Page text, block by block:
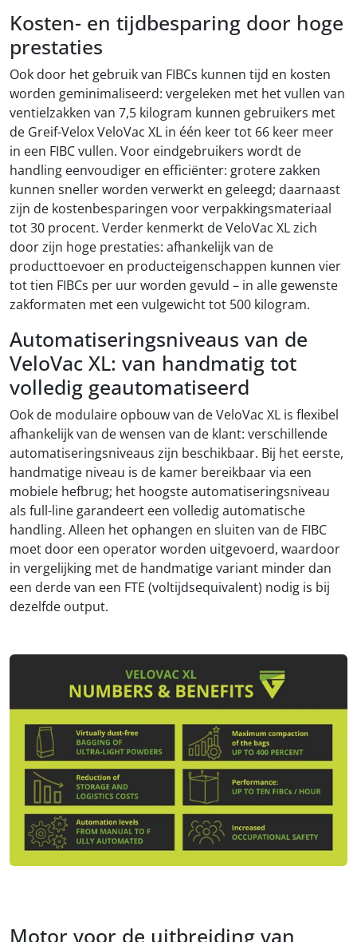
Kosten- en tijdbesparing door hoge
prestaties
Ook door het gebruik van FIBCs kunnen tijd en kosten
worden geminimaliseerd: vergeleken met het vullen van
ventielzakken van 7,5 kilogram kunnen gebruikers met
de Greif-Velox VeloVac XL in één keer tot 66 keer meer
in een FIBC vullen. Voor eindgebruikers wordt de
handling eenvoudiger en efficiënter: grotere zakken
kunnen sneller worden verwerkt en geleegd; daarnaast
zijn de kostenbesparingen voor verpakkingsmateriaal
tot 30 procent. Verder kenmerkt de VeloVac XL zich
door zijn hoge prestaties: afhankelijk van de
producttoevoer en producteigenschappen kunnen vier
tot tien FIBCs per uur worden gevuld – in alle gewenste
zakformaten met een vulgewicht tot 500 kilogram.
Automatiseringsniveaus van de
VeloVac XL: van handmatig tot
volledig geautomatiseerd
Ook de modulaire opbouw van de VeloVac XL is flexibel
afhankelijk van de wensen van de klant: verschillende
automatiseringsniveaus zijn beschikbaar. Bij het eerste,
handmatige niveau is de kamer bereikbaar via een
mobiele hefbrug; het hoogste automatiseringsniveau
als full-line garandeert een volledig automatische
handling. Alleen het ophangen en sluiten van de FIBC
moet door een operator worden uitgevoerd, waardoor
in vergelijking met de handmatige variant minder dan
een derde van een FTE (voltijdsequivalent) nodig is bij
dezelfde output.
Motor voor de uitbreiding van